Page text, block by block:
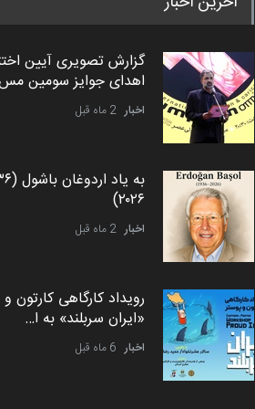
گزارش تصویری آیین
اهدای جوایز سومین
اخبار 2 ماه قبل
۲۰۲۶)
اخبار 2 ماه قبل
رویداد کارگاهی کارتون
«ایران سربلند» به ا…
اخبار 6 ماه قبل
امین الحباره از عربستان سعودی
کاریکاتور